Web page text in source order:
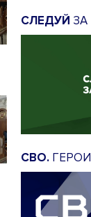
СЛЕДУЙ
СВО. ГЕРОИ